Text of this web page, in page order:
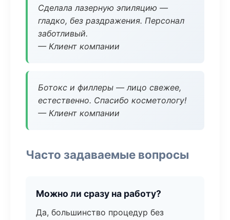
Сделала лазерную эпиляцию —
гладко, без раздражения. Персонал
заботливый.
— Клиент компании
Ботокс и филлеры — лицо свежее,
естественно. Спасибо косметологу!
— Клиент компании
Часто задаваемые вопросы
Можно ли сразу на работу?
Да, большинство процедур без